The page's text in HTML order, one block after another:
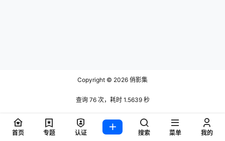
Copyright © 2026 俏影集
查询 76 次，耗时 1.5639 秒
首页 专题 认证 搜索 菜单 我的